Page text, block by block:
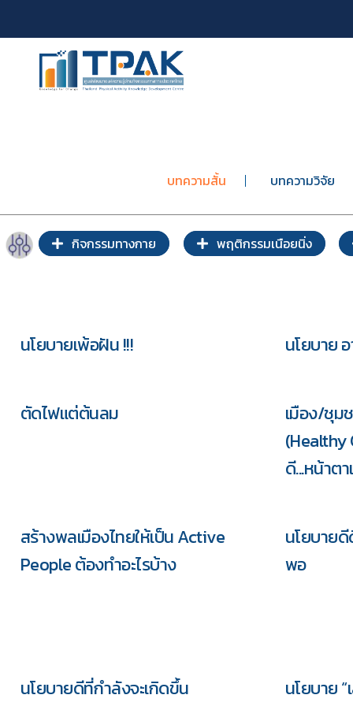
บทความสั้น บทความวิจัย
กิจกรรมทางกาย พฤติกรรมเนือยนิ่ง
นโยบายเพ้อฝัน !!! นโยบาย
ตัดไฟแต่ต้นลม
เมือง/ชุม
ดี...หน้าต
สร้างพลเมืองไทยให้เป็น Active
People ต้องทำอะไรบ้าง
นโยบายดี
พอ
นโยบายดีที่กำลังจะเกิดขึ้น นโยบาย “